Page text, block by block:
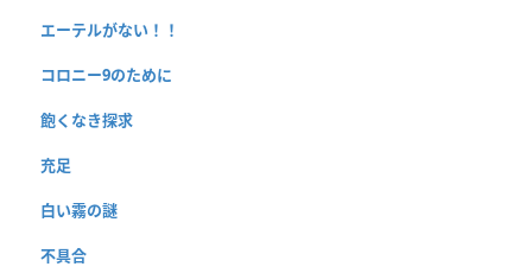
エーテルがない！！
コロニー9のために
飽くなき探求
充足
白い霧の謎
不具合